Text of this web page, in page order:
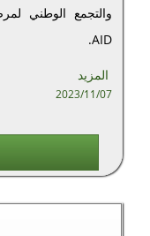
AID.
المزيد
2023/11/07